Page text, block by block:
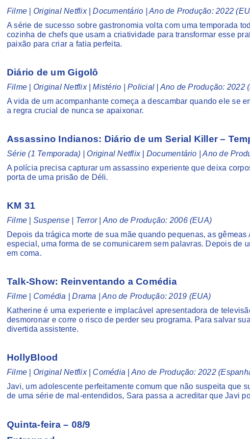
Filme | Original Netflix | Documentário | Ano de Produção: 2022
A série de sucesso sobre gastronomia volta com uma temporada
cozinha de chefs que usam a criatividade para transformar esse
paixão para criar a fatia perfeita.
Diário de um Gigolô
Filme | Original Netflix | Mistério | Policial | Ano de Produção: 2022
A vida de um acompanhante começa a descambar quando ele se
a regra crucial de nunca se apaixonar.
Assassino Indianos: Diário de um Serial Killer –
Série (1 Temporada) | Original Netflix | Documentário | Ano de
A polícia precisa capturar um assassino experiente que deixa
porta de uma prisão de Déli.
KM 31
Filme | Suspense | Terror | Ano de Produção: 2006 (EUA)
Depois da trágica morte de sua mãe quando pequenas, as
especial, uma forma de se comunicarem sem palavras. Depois de
em coma.
Talk-Show: Reinventando a Comédia
Filme | Comédia | Drama | Ano de Produção: 2019 (EUA)
Katherine é uma experiente e implacável apresentadora de
desmoronar e corre o risco de perder seu programa. Para salvar
divertida assistente.
HollyBlood
Filme | Original Netflix | Comédia | Ano de Produção: 2022
Javi, um adolescente perfeitamente comum que não suspeita que
de uma série de mal-entendidos, Sara passa a acreditar que Javi
Quinta-feira – 08/9